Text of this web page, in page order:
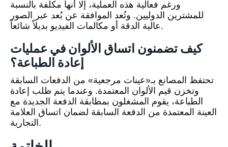
ورغم فعالية هذه العملية، إلا أنها مكلفة بالنسبة
للمشترين الدوليين. وتُعد الموافقة عن بُعد عبر الصور
عالية الدقة أو مكالمات الفيديو بديلاً شائعاً.
كيف تضمنون اتساق الألوان في عمليات
إعادة الطباعة؟
تحتفظ المصانع بـ«عينات مرجعية» من الدفعات السابقة
وتخزن قيم الألوان المعتمدة. وعندما يتم طلب إعادة
الطباعة، يقوم المشغلون بمطابقة الدفعة الجديدة مع
العينة المعتمدة من الدفعة السابقة لضمان اتساق العلامة
التجارية.